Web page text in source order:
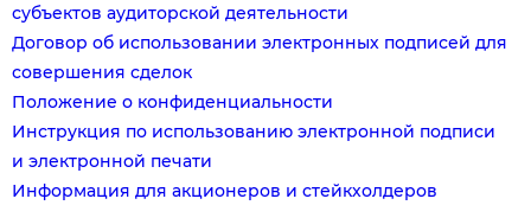
субъектов аудиторской деятельности
Договор об использовании электронных подписей для
совершения сделок
Положение о конфиденциальности
Инструкция по использованию электронной подписи
и электронной печати
Информация для акционеров и стейкхолдеров